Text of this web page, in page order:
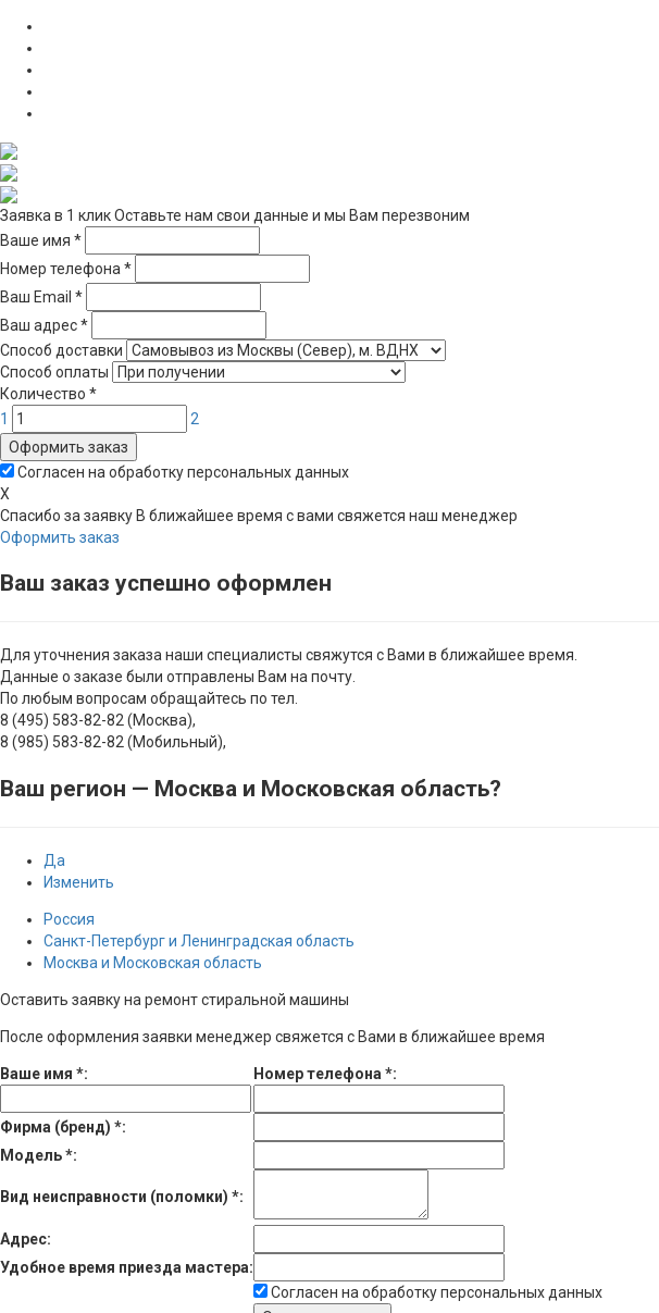
Заявка в 1 кликОставьте нам свои данные и мы Вам перезвоним
Ваше имя *
Номер телефона *
Ваш Email *
Ваш адрес*
Способ доставки
Способ оплаты
Количество *
1
2
Оформить заказ
Согласен на обработку персональных данных
X
Спасибо за заявку В ближайшее время с вами свяжется наш менеджер
Оформить заказ
Ваш заказ успешно оформлен
Для уточнения заказа наши специалисты свяжутся с Вами в ближайшее время.
Данные о заказе были отправлены Вам на почту.
По любым вопросам обращайтесь по тел.
8 (495) 583-82-82 (Москва),
8 (985) 583-82-82 (Мобильный),
Ваш регион — Москва и Московская область?
Да
Изменить
Россия
Санкт-Петербург и Ленинградская область
Москва и Московская область
Оставить заявку на ремонт стиральной машины
После оформления заявки менеджер свяжется с Вами в ближайшее время
Ваше имя *: Номер телефона *:
Фирма (бренд) *:
Модель*:
Вид неисправности (поломки) *:
Адрес:
Удобное время приезда мастера:
Согласен на обработку персональных данных